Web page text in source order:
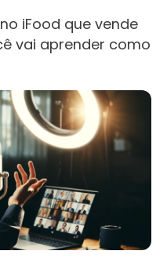
iFood que vende
vai aprender como